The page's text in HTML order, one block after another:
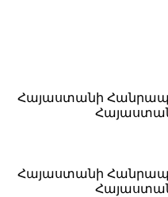
Հայաստանի
Հայաստանի